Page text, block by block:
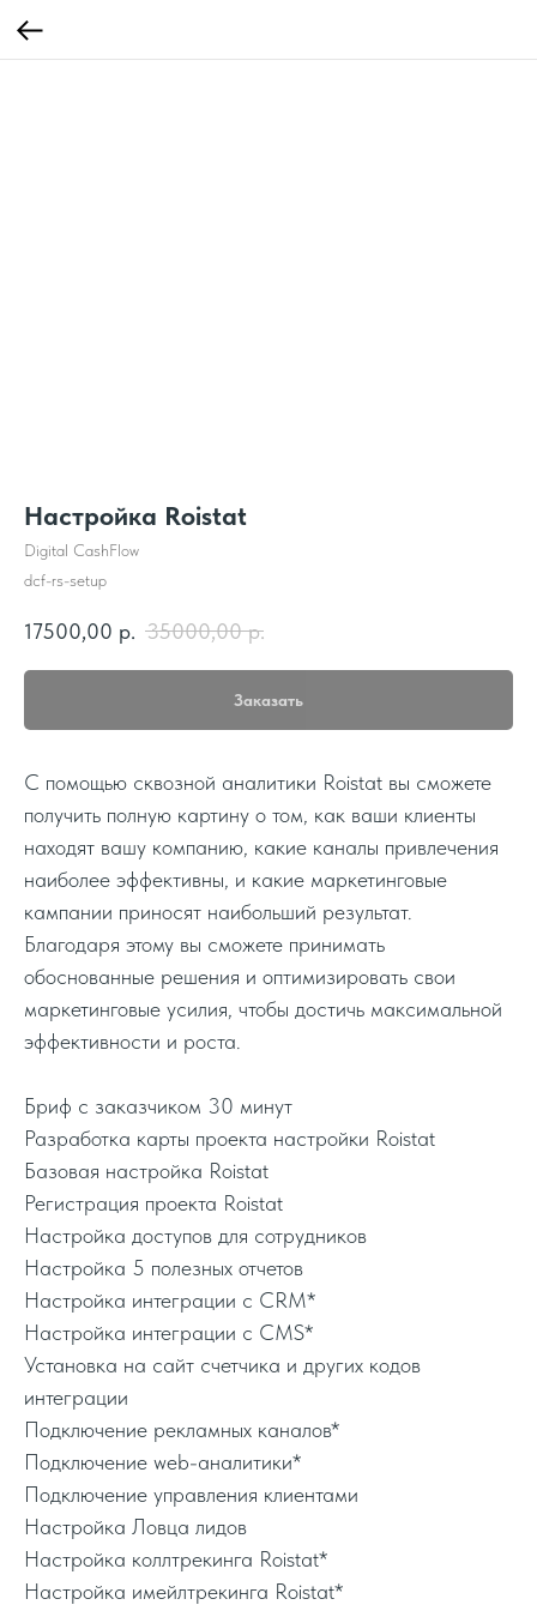
Настройка Roistat
Digital CashFlow
dcf-rs-setup
17500,00 р. 35000,00 р.
Заказать
С помощью сквозной аналитики Roistat вы сможете
получить полную картину о том, как ваши клиенты
находят вашу компанию, какие каналы привлечения
наиболее эффективны, и какие маркетинговые
кампании приносят наибольший результат.
Благодаря этому вы сможете принимать
обоснованные решения и оптимизировать свои
маркетинговые усилия, чтобы достичь максимальной
эффективности и роста.
Бриф с заказчиком 30 минут
Разработка карты проекта настройки Roistat
Базовая настройка Roistat
Регистрация проекта Roistat
Настройка доступов для сотрудников
Настройка 5 полезных отчетов
Настройка интеграции с CRM*
Настройка интеграции с CMS*
Установка на сайт счетчика и других кодов
интеграции
Подключение рекламных каналов*
Подключение web-аналитики*
Подключение управления клиентами
Настройка Ловца лидов
Настройка коллтрекинга Roistat*
Настройка имейлтрекинга Roistat*